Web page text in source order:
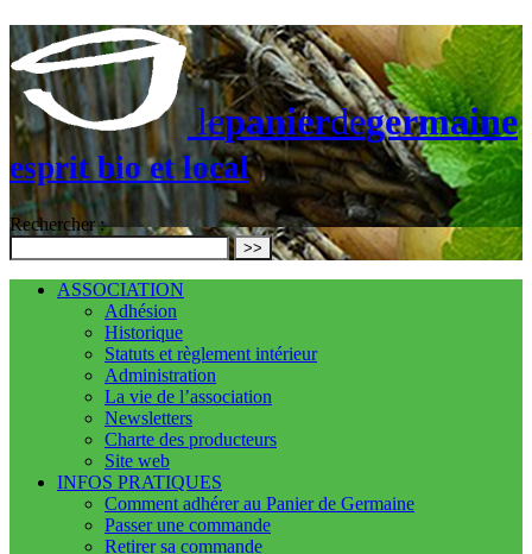
lepanierdegermaine
esprit bio et local
Rechercher :
>>
ASSOCIATION
Adhésion
Historique
Statuts et règlement intérieur
Administration
La vie de l’association
Newsletters
Charte des producteurs
Site web
INFOS PRATIQUES
Comment adhérer au Panier de Germaine
Passer une commande
Retirer sa commande